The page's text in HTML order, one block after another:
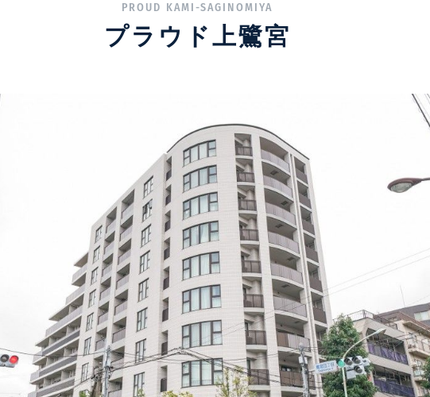
PROUD KAMI-SAGINOMIYA
プラウド上鷺宮